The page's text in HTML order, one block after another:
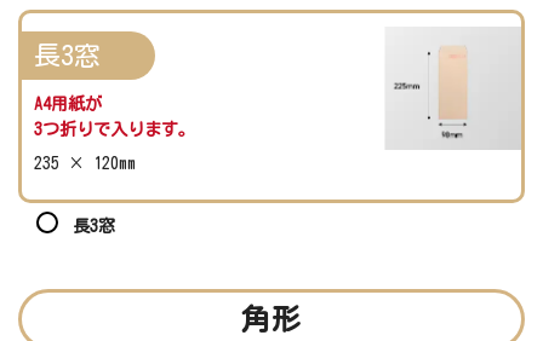
長3窓
A4用紙が
3つ折りで入ります。
235 × 120mm
長3窓
角形